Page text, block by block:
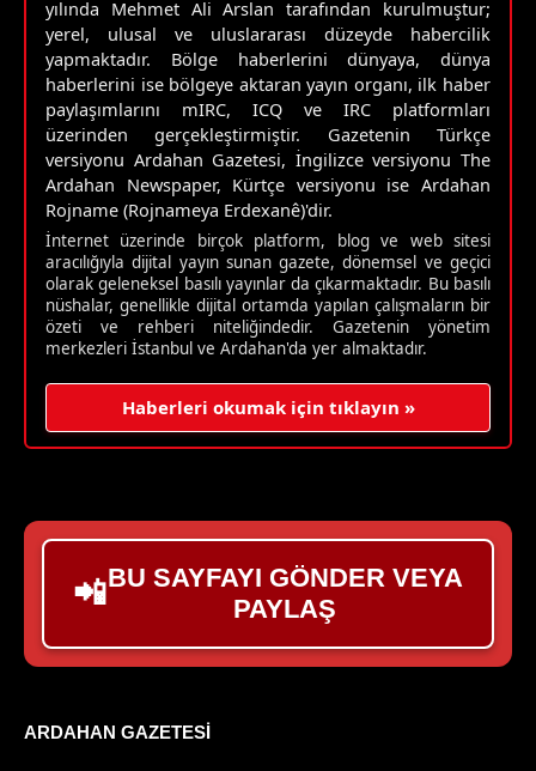
yılında Mehmet Ali Arslan tarafından kurulmuştur;
yerel, ulusal ve uluslararası düzeyde habercilik
yapmaktadır. Bölge haberlerini dünyaya, dünya
haberlerini ise bölgeye aktaran yayın organı, ilk haber
paylaşımlarını mIRC, ICQ ve IRC platformları
üzerinden gerçekleştirmiştir. Gazetenin Türkçe
versiyonu Ardahan Gazetesi, İngilizce versiyonu The
Ardahan Newspaper, Kürtçe versiyonu ise Ardahan
Rojname (Rojnameya Erdexanê)'dir.
İnternet üzerinde birçok platform, blog ve web sitesi
aracılığıyla dijital yayın sunan gazete, dönemsel ve geçici
olarak geleneksel basılı yayınlar da çıkarmaktadır. Bu basılı
nüshalar, genellikle dijital ortamda yapılan çalışmaların bir
özeti ve rehberi niteliğindedir. Gazetenin yönetim
merkezleri İstanbul ve Ardahan'da yer almaktadır.
Haberleri okumak için tıklayın »
📲BU SAYFAYI GÖNDER VEYA
PAYLAŞ
ARDAHAN GAZETESI